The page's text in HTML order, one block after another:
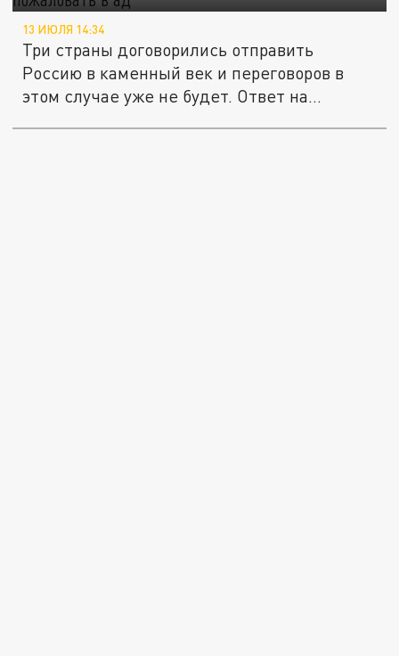
13 ИЮЛЯ 14:34
Три страны договорились отправить
Россию в каменный век и переговоров в
этом случае уже не будет. Ответ на...